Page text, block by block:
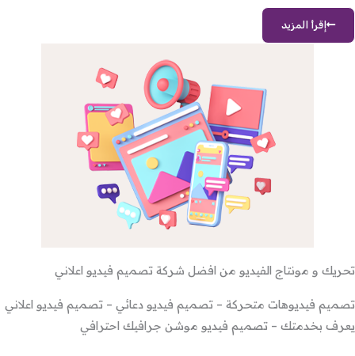
إقرأ المزيد
تحريك و مونتاج الفيديو من افضل شركة تصميم فيديو اعلاني
تصميم فيديوهات متحركة – تصميم فيديو دعائي – تصميم فيديو اعلاني
يعرف بخدمتك – تصميم فيديو موشن جرافيك احترافي